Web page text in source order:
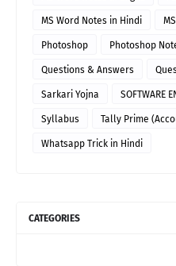
MS Word Notes in Hindi
Photoshop Photoshop
Questions & Answers
Sarkari Yojna SOFTWARE
Syllabus Tally Prime
Whatsapp Trick in Hindi
CATEGORIES